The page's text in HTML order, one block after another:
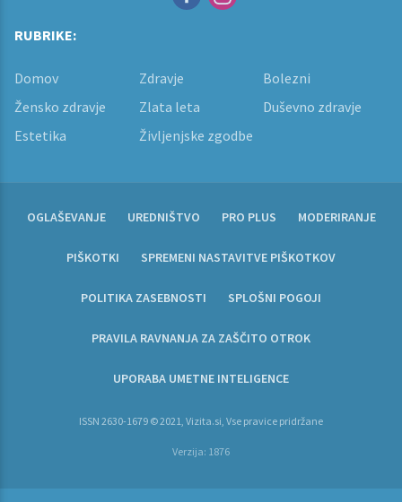
RUBRIKE:
Domov Zdravje
Bolezni
Žensko zdravje
Zlata leta
Duševno zdravje
Estetika
Življenjske zgodbe
OGLAŠEVANJE UREDNIŠTVO PRO PLUS MODERIRANJE
PIŠKOTKI SPREMENI NASTAVITVE PIŠKOTKOV
POLITIKA ZASEBNOSTI SPLOŠNI POGOJI
PRAVILA RAVNANJA ZA ZAŠČITO OTROK
UPORABA UMETNE INTELIGENCE
ISSN 2630-1679 © 2021, Vizita.si, Vse pravice pridržane
Verzija: 1876